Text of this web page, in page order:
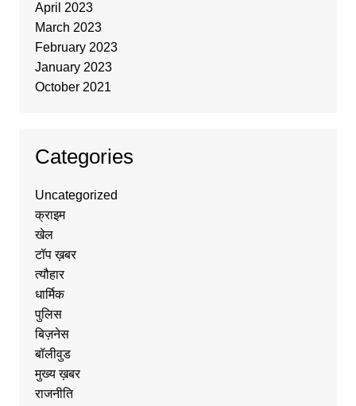
April 2023
March 2023
February 2023
January 2023
October 2021
Categories
Uncategorized
क्राइम
खेल
टॉप ख़बर
त्यौहार
धार्मिक
पुलिस
बिज़नेस
बॉलीवुड
मुख्य ख़बर
राजनीति